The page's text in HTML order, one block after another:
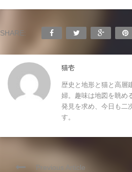
SHARE:
猫壱
歴史と地形と猫と高層
婦。趣味は地図を眺め
発見を求め、今日も二
す。
Previous Article